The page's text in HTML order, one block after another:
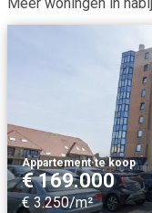
Appartement·te koop
€ 169.000
€ 3.250/m²